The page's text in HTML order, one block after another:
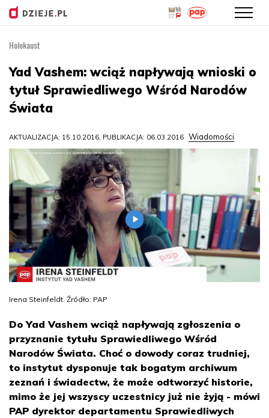
treści
Holokaust
Yad Vashem: wciąż napływają wnioski o
tytuł Sprawiedliwego Wśród Narodów
Świata
AKTUALIZACJA: 15.10.2016, PUBLIKACJA: 06.03.2016 Wiadomości
Irena Steinfeldt. Źródło: PAP
Do Yad Vashem wciąż napływają zgłoszenia o
przyznanie tytułu Sprawiedliwego Wśród
Narodów Świata. Choć o dowody coraz trudniej,
to instytut dysponuje tak bogatym archiwum
zeznań i świadectw, że może odtworzyć historie,
mimo że jej wszyscy uczestnicy już nie żyją - mówi
PAP dyrektor departamentu Sprawiedliwych